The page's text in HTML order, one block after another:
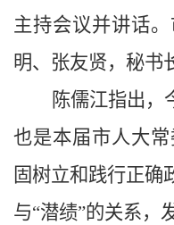
主持会议并讲话
明、张友贤，秘书
陈儒江指出，
也是本届市人大
固树立和践行正确
与“潜绩”的关系，